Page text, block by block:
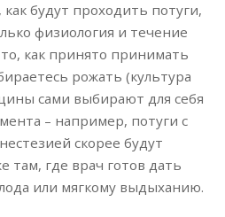
как будут проходить потуги,
физиология и течение
как принято принимать
рожать (культура
сами выбирают для себя
– например, потуги с
скорее будут
там, где врач готов дать
или мягкому выдыханию.